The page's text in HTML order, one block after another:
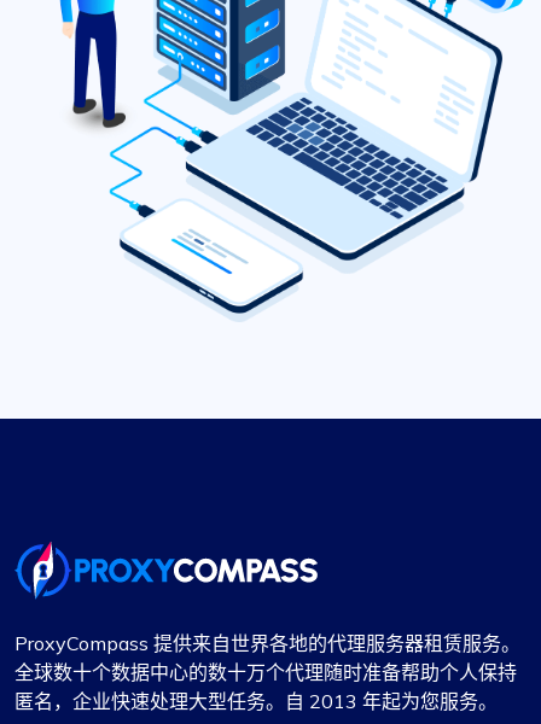
ProxyCompass 提供来自世界各地的代理服务器租赁服务。
全球数十个数据中心的数十万个代理随时准备帮助个人保持
匿名，企业快速处理大型任务。自 2013 年起为您服务。